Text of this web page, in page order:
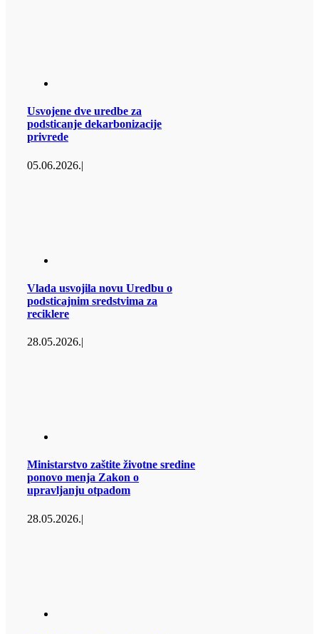
Usvojene dve uredbe za
podsticanje dekarbonizacije
privrede
05.06.2026.|
Vlada usvojila novu Uredbu o
podsticajnim sredstvima za
reciklere
28.05.2026.|
Ministarstvo zaštite životne sredine
ponovo menja Zakon o
upravljanju otpadom
28.05.2026.|